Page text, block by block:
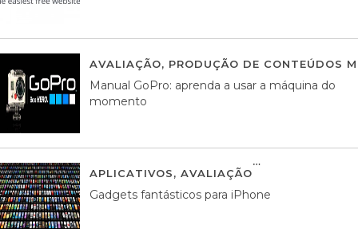
AVALIAÇÃO, PRODUÇÃO DE CONTEÚDOS
Manual GoPro: aprenda a usar a máquina do
momento
APLICATIVOS, AVALIAÇÃO
Gadgets fantásticos para iPhone